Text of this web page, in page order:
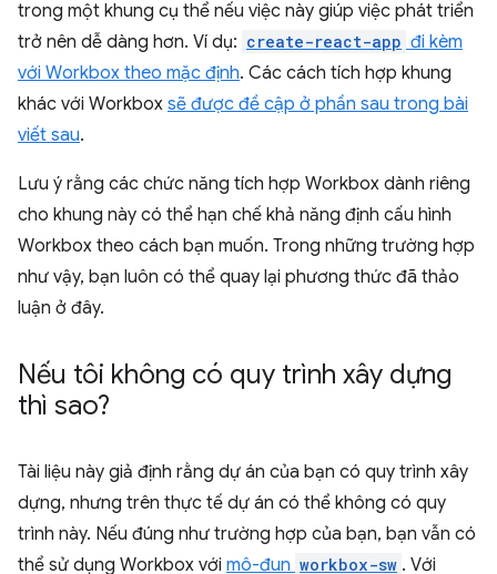
trong một khung cụ thể nếu việc này giúp việc phát triển
trở nên dễ dàng hơn. Ví dụ: create-react-app đi kèm
với Workbox theo mặc định. Các cách tích hợp khung
khác với Workbox sẽ được đề cập ở phần sau trong bài
viết sau.
Lưu ý rằng các chức năng tích hợp Workbox dành riêng
cho khung này có thể hạn chế khả năng định cấu hình
Workbox theo cách bạn muốn. Trong những trường hợp
như vậy, bạn luôn có thể quay lại phương thức đã thảo
luận ở đây.
Nếu tôi không có quy trình xây dựng
thì sao?
Tài liệu này giả định rằng dự án của bạn có quy trình xây
dựng, nhưng trên thực tế dự án có thể không có quy
trình này. Nếu đúng như trường hợp của bạn, bạn vẫn có
thể sử dụng Workbox với mô-đun workbox-sw . Với